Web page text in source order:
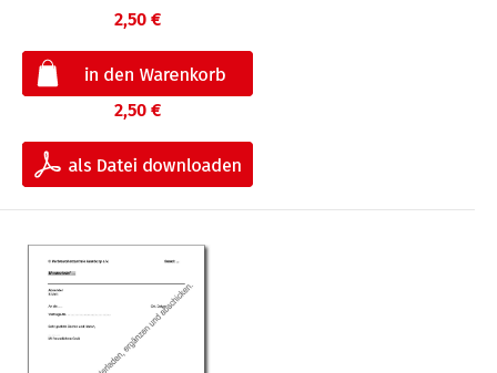
2,50 €
2,50 €